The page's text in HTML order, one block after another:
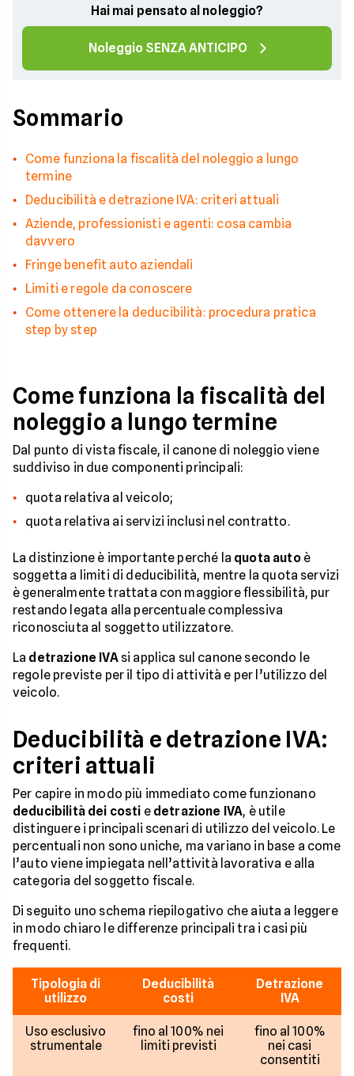
Hai mai pensato al noleggio?
Noleggio SENZA ANTICIPO
Sommario
Come funziona la fiscalità del noleggio a lungo
termine
Deducibilità e detrazione IVA: criteri attuali
Aziende, professionisti e agenti: cosa cambia
davvero
Fringe benefit auto aziendali
Limiti e regole da conoscere
Come ottenere la deducibilità: procedura pratica
step by step
Come funziona la fiscalità del
noleggio a lungo termine
Dal punto di vista fiscale, il canone di noleggio viene
suddiviso in due componenti principali:
quota relativa al veicolo;
quota relativa ai servizi inclusi nel contratto.
La distinzione è importante perché la quota autoè
soggetta a limiti di deducibilità, mentre la quota servizi
è generalmente trattata con maggiore flessibilità, pur
restando legata alla percentuale complessiva
riconosciuta al soggetto utilizzatore.
La detrazione IVAsi applica sul canone secondo le
regole previste per il tipo di attività e per l’utilizzo del
veicolo.
Deducibilità e detrazione IVA:
criteri attuali
Per capire in modo più immediato come funzionano
deducibilità dei costi e detrazione IVA, è utile
distinguere i principali scenari di utilizzo del veicolo. Le
percentuali non sono uniche, ma variano in base a come
l’auto viene impiegata nell’attività lavorativa e alla
categoria del soggetto fiscale.
Di seguito uno schema riepilogativo che aiuta a leggere
in modo chiaro le differenze principali tra i casi più
frequenti.
Tipologia di
utilizzo
Deducibilità
costi
Detrazione
IVA
Uso esclusivo
strumentale
fino al 100% nei
limiti previsti
fino al 100%
nei casi
consentiti